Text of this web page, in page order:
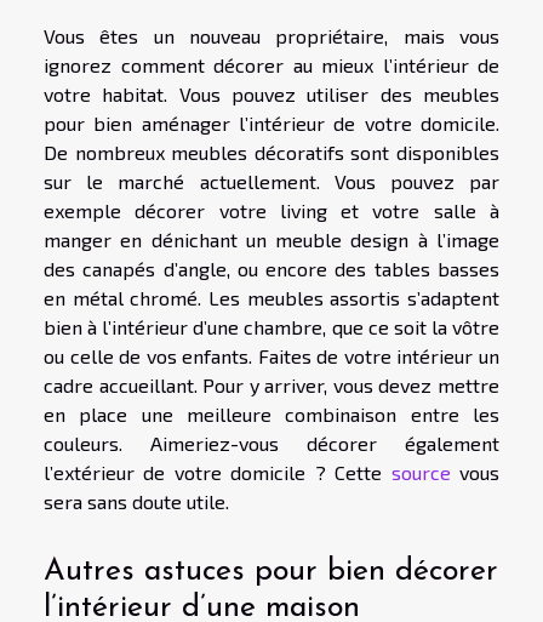
Vous êtes un nouveau propriétaire, mais vous
ignorez comment décorer au mieux l’intérieur de
votre habitat. Vous pouvez utiliser des meubles
pour bien aménager l’intérieur de votre domicile.
De nombreux meubles décoratifs sont disponibles
sur le marché actuellement. Vous pouvez par
exemple décorer votre living et votre salle à
manger en dénichant un meuble design à l’image
des canapés d’angle, ou encore des tables basses
en métal chromé. Les meubles assortis s’adaptent
bien à l’intérieur d’une chambre, que ce soit la vôtre
ou celle de vos enfants. Faites de votre intérieur un
cadre accueillant. Pour y arriver, vous devez mettre
en place une meilleure combinaison entre les
couleurs. Aimeriez-vous décorer également
l’extérieur de votre domicile ? Cette source vous
sera sans doute utile.
Autres astuces pour bien décorer
l’intérieur d’une maison